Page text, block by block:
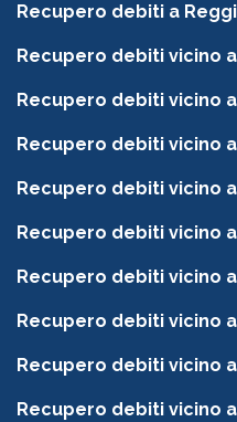
Recupero debiti a
Recupero debiti vicino
Recupero debiti vicino
Recupero debiti vicino
Recupero debiti vicino
Recupero debiti vicino
Recupero debiti vicino
Recupero debiti vicino
Recupero debiti vicino
Recupero debiti vicino